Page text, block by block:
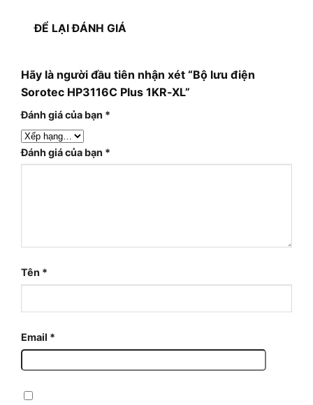
ĐỂ LẠI ĐÁNH GIÁ
Hãy là người đầu tiên nhận xét “Bộ lưu điện
Sorotec HP3116C Plus 1KR-XL”
Đánh giá của bạn *
Đánh giá của bạn *
Tên *
Email *